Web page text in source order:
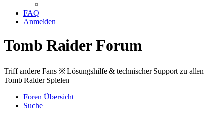
FAQ
Anmelden
Tomb Raider Forum
Triff andere Fans ※ Lösungshilfe & technischer Support zu allen
Tomb Raider Spielen
Foren-Übersicht
Suche